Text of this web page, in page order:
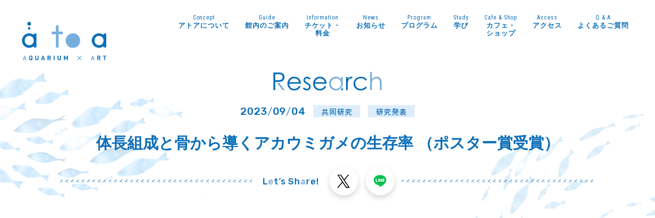
Concept
アトアについて
Guide
館内のご案内
Information
チケット・
料金
News
お知らせ
Program
プログラム
Study
学び
Cafe & Shop
カフェ・
ショップ
Access
アクセス
Q & A
よくあるご質問
2023/09/04 共同研究 研究発表
体長組成と骨から導くアカウミガメの生存率 （ポスター賞受賞）
Let’s Share!